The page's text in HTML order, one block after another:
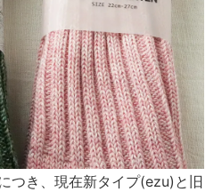
つき、現在新タイプ(ezu)と旧